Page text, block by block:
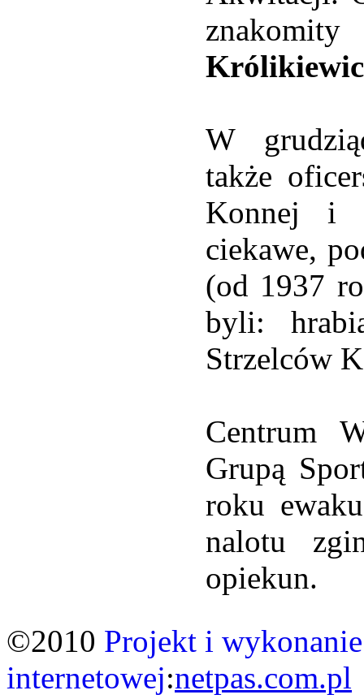
W
także
Konnej i
ciekawe,
(od 1937
byli:
Strzelców
Centrum
Grupą
roku
nalotu
opiekun.
©2010 Projekt i
internetowej:netpas.com.pl